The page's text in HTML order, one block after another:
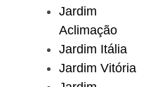
Jardim
Aclimação
Jardim Itália
Jardim Vitória